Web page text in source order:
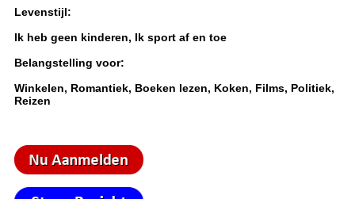
Levenstijl:
Ik heb geen kinderen, Ik sport af en toe
Belangstelling voor:
Winkelen, Romantiek, Boeken lezen, Koken, Films, Politiek,
Reizen